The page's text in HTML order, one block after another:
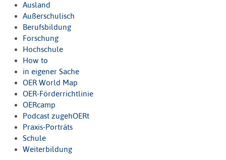
Ausland
Außerschulisch
Berufsbildung
Forschung
Hochschule
How to
in eigener Sache
OER World Map
OER-Förderrichtlinie
OERcamp
Podcast zugehOERt
Praxis-Porträts
Schule
Weiterbildung